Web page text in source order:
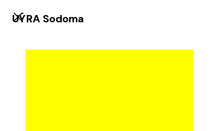
UÝRA Sodoma